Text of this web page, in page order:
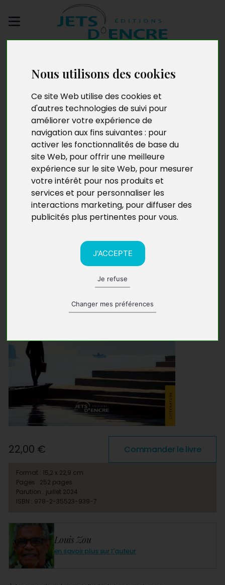
Nous utilisons des cookies
Ce site Web utilise des cookies et
d'autres technologies de suivi pour
améliorer votre expérience de
navigation aux fins suivantes : pour
activer les fonctionnalités de base du
site Web, pour offrir une meilleure
expérience sur le site Web, pour mesurer
votre intérêt pour nos produits et
services et pour personnaliser les
interactions marketing, pour diffuser des
publicités plus pertinentes pour vous.
J'ACCEPTE
Je refuse
Changer mes préférences
La Compassion des
sabliers. Les
Passerelles
Louis Zou
en savoir plus sur l'auteur
22,00 € Commander le livre
Format : 15,2 x 22,9 cm
Pages : 252 pages
Parution : juillet 2024
ISBN : 978-2-35523-939-7